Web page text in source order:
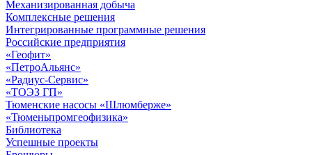
Механизированная добыча
Комплексные решения
Интегрированные программные решения
Российские предприятия
«Геофит»
«ПетроАльянс»
«Радиус-Сервис»
«ТОЭЗ ГП»
Тюменские насосы «Шлюмберже»
«Тюменьпромгеофизика»
Библиотека
Успешные проекты